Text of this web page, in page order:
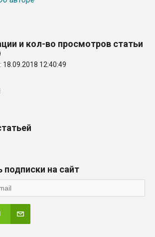
и кол-во просмотров статьи
12:40:49
на сайт